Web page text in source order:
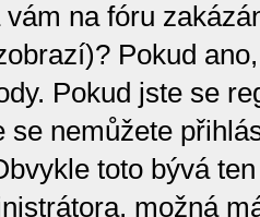
na fóru
Pokud
Pokud jste se
se nemůžete
toto bývá
možná